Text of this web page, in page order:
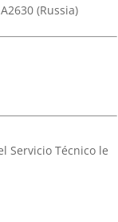
(Russia)
Servicio Técnico le